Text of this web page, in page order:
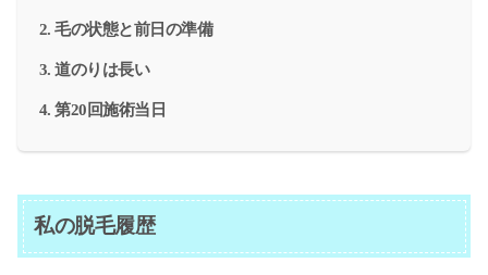
毛の状態と前日の準備
道のりは長い
第20回施術当日
私の脱毛履歴